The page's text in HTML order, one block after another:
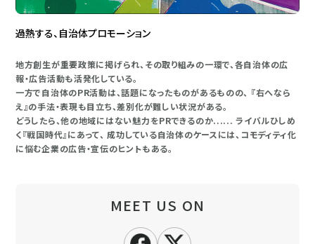
過熱する、自治体プロモーション
地方創生が重要政策に掲げられ、その取り組みの一環で、各自治体の広
報・広告活動も活発化している。
一方で自治体のPR活動は、話題になったものがあるものの、 『右へなら
え』の手法・表現も目立ち、差別化が難しい状況がある。
どうしたら、他の地域にはない魅力をPRできるのか...... ライバルひしめ
く『戦国時代』にあって、 成功している自治体のケースには、コモディティ化
に悩む企業の広告・宣伝のヒントもある。
MEET US ON